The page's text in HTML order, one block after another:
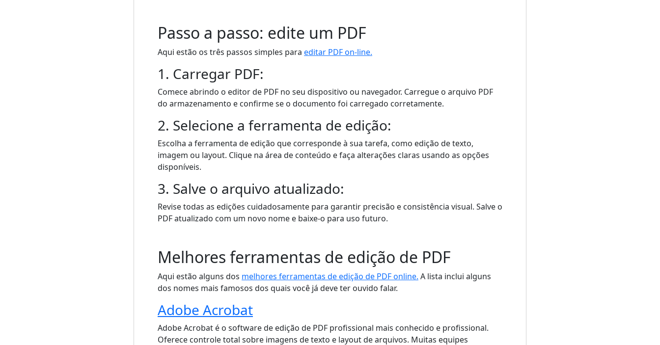
Passo a passo: edite um PDF
Aqui estão os três passos simples para editar PDF on-line.
1. Carregar PDF:
Comece abrindo o editor de PDF no seu dispositivo ou navegador. Carregue o arquivo PDF
do armazenamento e confirme se o documento foi carregado corretamente.
2. Selecione a ferramenta de edição:
Escolha a ferramenta de edição que corresponde à sua tarefa, como edição de texto,
imagem ou layout. Clique na área de conteúdo e faça alterações claras usando as opções
disponíveis.
3. Salve o arquivo atualizado:
Revise todas as edições cuidadosamente para garantir precisão e consistência visual. Salve o
PDF atualizado com um novo nome e baixe-o para uso futuro.
Melhores ferramentas de edição de PDF
Aqui estão alguns dos melhores ferramentas de edição de PDF online. A lista inclui alguns
dos nomes mais famosos dos quais você já deve ter ouvido falar.
Adobe Acrobat
Adobe Acrobat é o software de edição de PDF profissional mais conhecido e profissional.
Oferece controle total sobre imagens de texto e layout de arquivos. Muitas equipes